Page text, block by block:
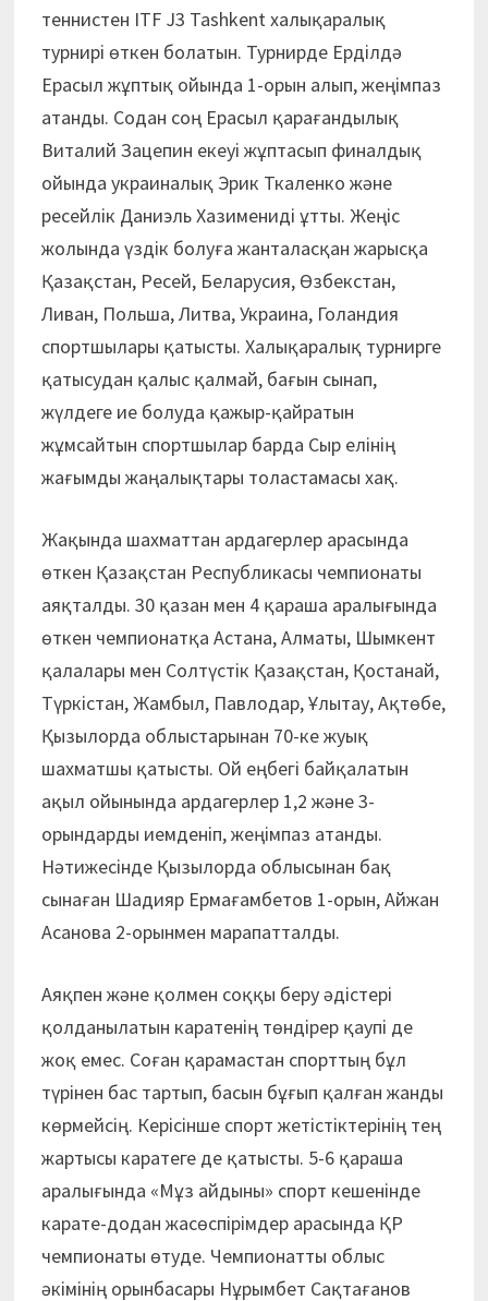
теннистен ITF J3 Tashkent халықаралық
турнирі өткен болатын. Турнирде Ерділдә
Ерасыл жұптық ойында 1-орын алып, жеңімпаз
атанды. Содан соң Ерасыл қарағандылық
Виталий Зацепин екеуі жұптасып финалдық
ойында украиналық Эрик Ткаленко және
ресейлік Даниэль Хазимениді ұтты. Жеңіс
жолында үздік болуға жанталасқан жарысқа
Қазақстан, Ресей, Беларусия, Өзбекстан,
Ливан, Польша, Литва, Украина, Голандия
спортшылары қатысты. Халықаралық турнирге
қатысудан қалыс қалмай, бағын сынап,
жүлдеге ие болуда қажыр-қайратын
жұмсайтын спортшылар барда Сыр елінің
жағымды жаңалықтары толастамасы хақ.
Жақында шахматтан ардагерлер арасында
өткен Қазақстан Республикасы чемпионаты
аяқталды. 30 қазан мен 4 қараша аралығында
өткен чемпионатқа Астана, Алматы, Шымкент
қалалары мен Солтүстік Қазақстан, Қостанай,
Түркістан, Жамбыл, Павлодар, Ұлытау, Ақтөбе,
Қызылорда облыстарынан 70-ке жуық
шахматшы қатысты. Ой еңбегі байқалатын
ақыл ойынында ардагерлер 1,2 және 3-
орындарды иемденіп, жеңімпаз атанды.
Нәтижесінде Қызылорда облысынан бақ
сынаған Шадияр Ермағамбетов 1-орын, Айжан
Асанова 2-орынмен марапатталды.
Аяқпен және қолмен соққы беру әдістері
қолданылатын каратенің төндірер қаупі де
жоқ емес. Соған қарамастан спорттың бұл
түрінен бас тартып, басын бұғып қалған жанды
көрмейсің. Керісінше спорт жетістіктерінің тең
жартысы каратеге де қатысты. 5-6 қараша
аралығында «Мұз айдыны» спорт кешенінде
карате-додан жасөспірімдер арасында ҚР
чемпионаты өтуде. Чемпионатты облыс
әкімінің орынбасары Нұрымбет Сақтағанов